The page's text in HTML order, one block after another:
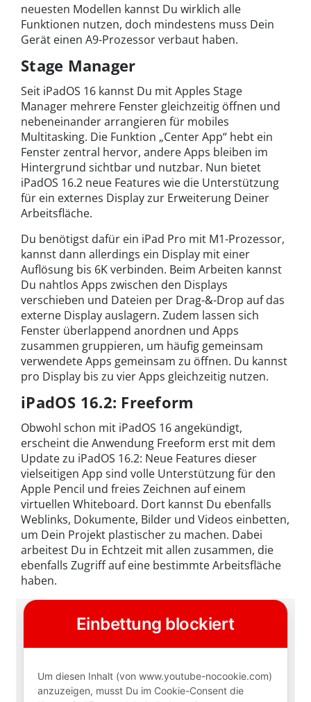
neuesten Modellen kannst Du wirklich alle
Funktionen nutzen, doch mindestens muss Dein
Gerät einen A9-Prozessor verbaut haben.
Stage Manager
Seit iPadOS 16 kannst Du mit Apples Stage
Manager mehrere Fenster gleichzeitig öffnen und
nebeneinander arrangieren für mobiles
Multitasking. Die Funktion „Center App“ hebt ein
Fenster zentral hervor, andere Apps bleiben im
Hintergrund sichtbar und nutzbar. Nun bietet
iPadOS 16.2 neue Features wie die Unterstützung
für ein externes Display zur Erweiterung Deiner
Arbeitsfläche.
Du benötigst dafür ein iPad Pro mit M1-Prozessor,
kannst dann allerdings ein Display mit einer
Auflösung bis 6K verbinden. Beim Arbeiten kannst
Du nahtlos Apps zwischen den Displays
verschieben und Dateien per Drag-&-Drop auf das
externe Display auslagern. Zudem lassen sich
Fenster überlappend anordnen und Apps
zusammen gruppieren, um häufig gemeinsam
verwendete Apps gemeinsam zu öffnen. Du kannst
pro Display bis zu vier Apps gleichzeitig nutzen.
iPadOS 16.2: Freeform
Obwohl schon mit iPadOS 16 angekündigt,
erscheint die Anwendung Freeform erst mit dem
Update zu iPadOS 16.2: Neue Features dieser
vielseitigen App sind volle Unterstützung für den
Apple Pencil und freies Zeichnen auf einem
virtuellen Whiteboard. Dort kannst Du ebenfalls
Weblinks, Dokumente, Bilder und Videos einbetten,
um Dein Projekt plastischer zu machen. Dabei
arbeitest Du in Echtzeit mit allen zusammen, die
ebenfalls Zugriff auf eine bestimmte Arbeitsfläche
haben.